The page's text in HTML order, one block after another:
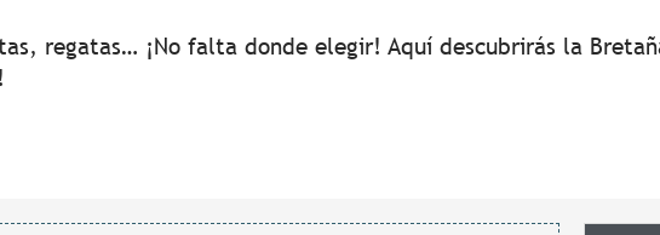
regatas… ¡No falta donde elegir! Aquí descubrirás la